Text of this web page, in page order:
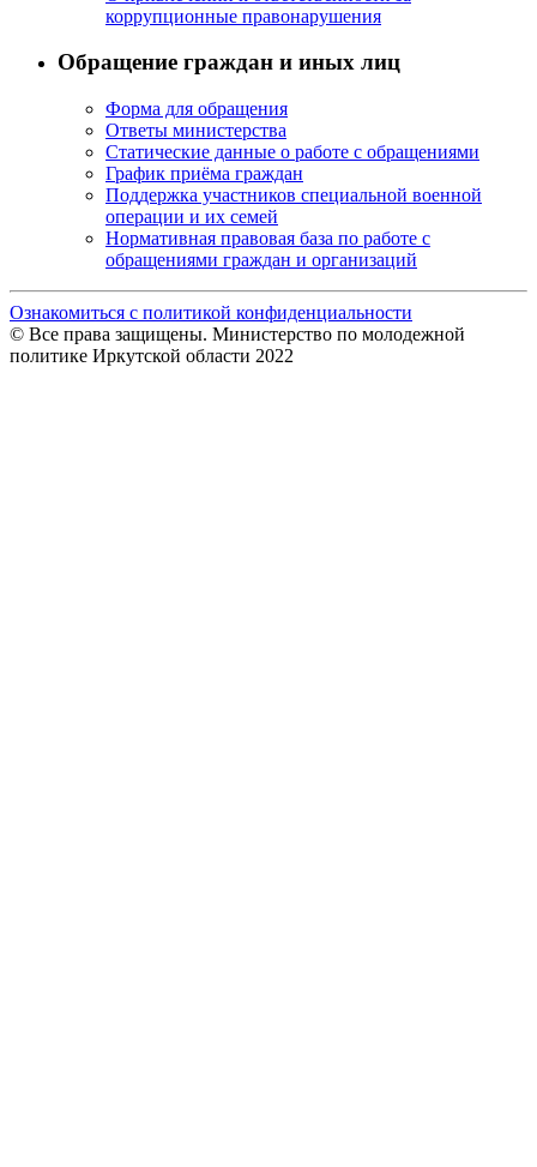
коррупционные правонарушения
Обращение граждан и иных лиц
Форма для обращения
Ответы министерства
Статические данные о работе с обращениями
График приёма граждан
Поддержка участников специальной военной
операции и их семей
Нормативная правовая база по работе с
обращениями граждан и организаций
Ознакомиться с политикой конфиденциальности
© Все права защищены. Министерство по молодежной
политике Иркутской области 2022